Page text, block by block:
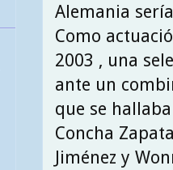
Alemania
Como
2003 , una
ante un
que se
Concha
Jiménez y